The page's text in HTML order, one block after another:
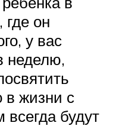
он
у вас
неделю,
в жизни с
будут